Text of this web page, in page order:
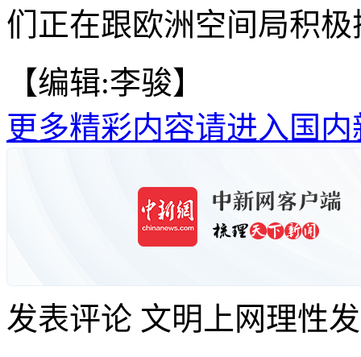
们正在跟欧洲空间局积
【编辑:李骏】
更多精彩内容请进入国内
发表评论 文明上网理性